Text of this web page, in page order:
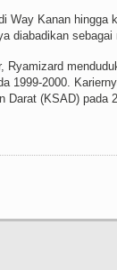
Way Kanan
diabadikan
Ryamizard
1999-2000.
Darat (KSAD) pada